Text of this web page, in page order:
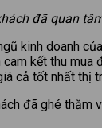
đã quan
kinh doanh
kết thu mua
cả tốt nhất thị
đã ghé thăm